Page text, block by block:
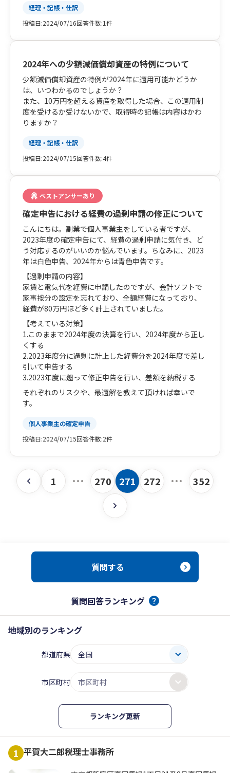
経理・記帳・仕訳
投稿日:2024/07/16回答件数:1件
2024年への少額減価償却資産の特例について
少額減価償却資産の特例が2024年に適用可能かどうか
は、いつわかるのでしょうか？
また、10万円を超える資産を取得した場合、この適用制
度を受けるか受けないかで、取得時の記帳は内容はかわ
りますか？
経理・記帳・仕訳
投稿日:2024/07/15回答件数:4件
ベストアンサーあり
確定申告における経費の過剰申請の修正について
こんにちは。副業で個人事業主をしている者ですが、
2023年度の確定申告にて、経費の過剰申請に気付き、ど
う対応するのがいいのか悩んでいます。ちなみに、2023
年は白色申告、2024年からは青色申告です。
【過剰申請の内容】
家賃と電気代を経費に申請したのですが、会計ソフトで
家事按分の設定を忘れており、全額経費になっており、
経費が80万円ほど多く計上されていました。
【考えている対策】
1.このままで2024年度の決算を行い、2024年度から正し
くする
2.2023年度分に過剰に計上した経費分を2024年度で差し
引いて申告する
3.2023年度に遡って修正申告を行い、差額を納税する
それぞれのリスクや、最適解を教えて頂ければ幸いで
す。
個人事業主の確定申告
投稿日:2024/07/15回答件数:2件
1 270 271 272 352
質問する
質問回答ランキング
地域別のランキング
都道府県
市区町村
ランキング更新
1 平賀大二郎税理士事務所